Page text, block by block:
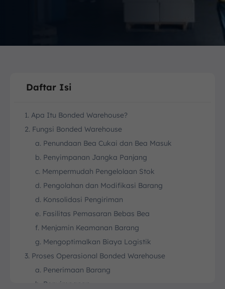
Daftar Isi
1. Apa Itu Bonded Warehouse?
2. Fungsi Bonded Warehouse
a. Penundaan Bea Cukai dan Bea Masuk
b. Penyimpanan Jangka Panjang
c. Mempermudah Pengelolaan Stok
d. Pengolahan dan Modifikasi Barang
d. Konsolidasi Pengiriman
e. Fasilitas Pemasaran Bebas Bea
f. Menjamin Keamanan Barang
g. Mengoptimalkan Biaya Logistik
3. Proses Operasional Bonded Warehouse
a. Penerimaan Barang
b. Penyimpanan